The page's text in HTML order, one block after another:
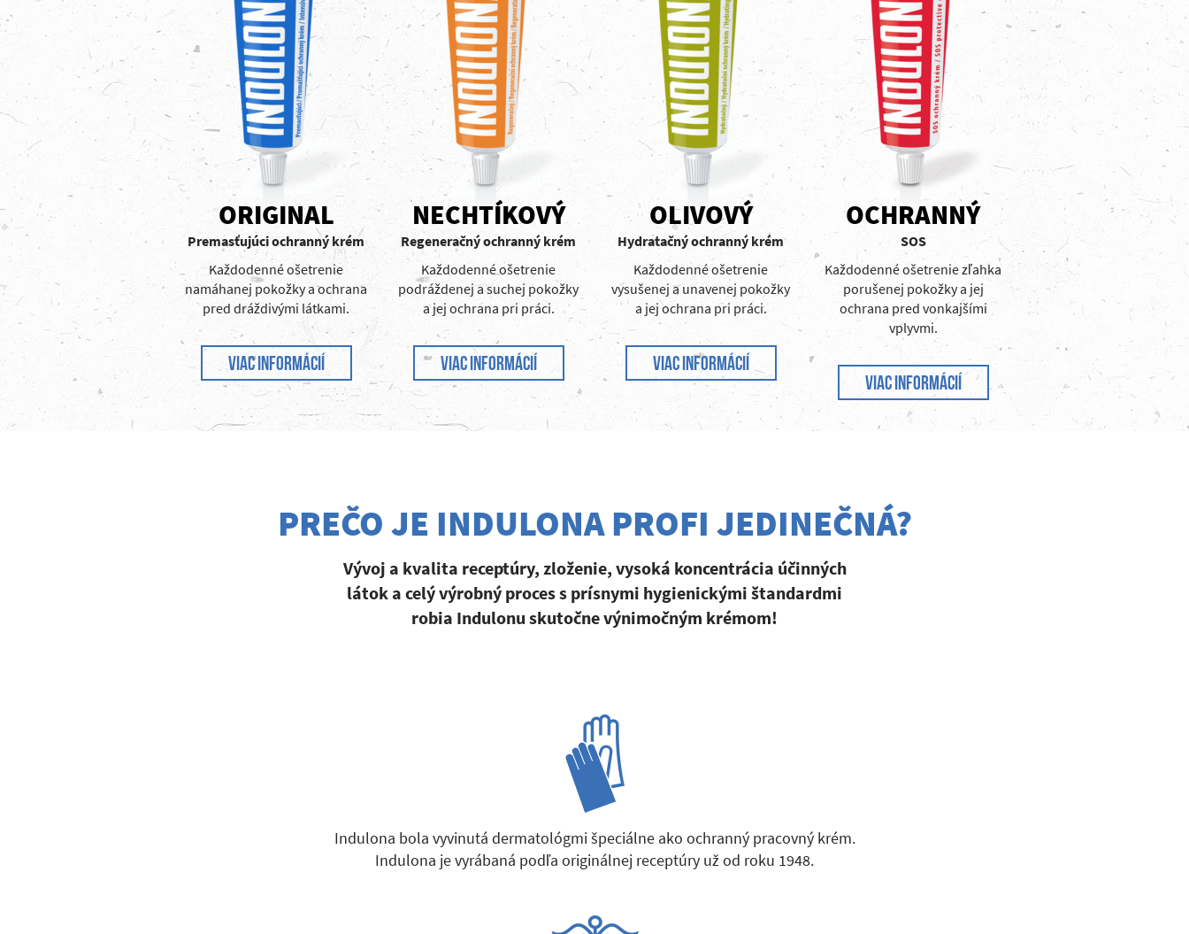
ORIGINAL
Premasťujúci ochranný krém
Každodenné ošetrenie
namáhanej pokožky a ochrana
pred dráždivými látkami.
VIAC INFORMÁCIÍ
NECHTÍKOVÝ
Regeneračný ochranný krém
Každodenné ošetrenie
podráždenej a suchej pokožky
a jej ochrana pri práci.
VIAC INFORMÁCIÍ
OLIVOVÝ
Hydratačný ochranný krém
Každodenné ošetrenie
vysušenej a unavenej pokožky
a jej ochrana pri práci.
VIAC INFORMÁCIÍ
OCHRANNÝ
SOS
Každodenné ošetrenie zľahka
porušenej pokožky a jej
ochrana pred vonkajšími
vplyvmi​.
VIAC INFORMÁCIÍ
PREČO JE INDULONA PROFI JEDINEČNÁ?
Vývoj a kvalita receptúry, zloženie, vysoká koncentrácia účinných
látok a celý výrobný proces s prísnymi hygienickými štandardmi
robia Indulonu skutočne výnimočným krémom!
Indulona bola vyvinutá dermatológmi špeciálne ako ochranný pracovný krém.
Indulona je vyrábaná podľa originálnej receptúry už od roku 1948.